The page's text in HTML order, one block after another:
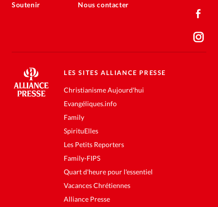
Soutenir Nous contacter
LES SITES ALLIANCE PRESSE
Christianisme Aujourd'hui
Evangéliques.info
Family
SpirituElles
Les Petits Reporters
Family-FIPS
Quart d'heure pour l'essentiel
Vacances Chrétiennes
Alliance Presse